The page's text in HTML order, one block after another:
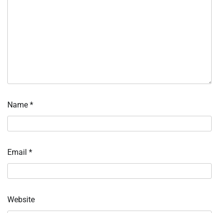
Name *
Email *
Website